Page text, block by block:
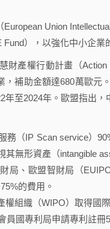
Union
），以強化中小企業
產權行動計畫（Action
，補助金額達680萬歐
年至2024年。歐盟指出
務（IP Scan service）
其無形資產（intangible
局、歐盟智財局（
的費用。
組織（WIPO）取得國
員國專利局申請專利註冊